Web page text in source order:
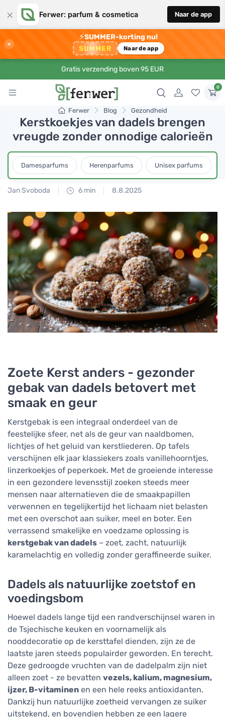
× Ferwer: parfum & cosmetica Naar de app
×
⚡SUMMER-korting nu!
SUMMER Naar de app
Gratis verzending boven 95 EUR
0
Ferwer Blog Gezondheid
Kerstkoekjes van dadels brengen
vreugde zonder onnodige calorieën
Damesparfums Herenparfums Unisex parfums
Jan Svoboda 6 min 8.8.2025
Zoete Kerst anders - gezonder
gebak van dadels betovert met
smaak en geur
Kerstgebak is een integraal onderdeel van de
feestelijke sfeer, net als de geur van naaldbomen,
lichtjes of het geluid van kerstliederen. Op tafels
verschijnen elk jaar klassiekers zoals vanillehoorntjes,
linzerkoekjes of peperkoek. Met de groeiende interesse
in een gezondere levensstijl zoeken steeds meer
mensen naar alternatieven die de smaakpapillen
verwennen en tegelijkertijd het lichaam niet belasten
met een overschot aan suiker, meel en boter. Een
verrassend smakelijke en voedzame oplossing is
kerstgebak van dadels – zoet, zacht, natuurlijk
karamelachtig en volledig zonder geraffineerde suiker.
Dadels als natuurlijke zoetstof en
voedingsbom
Hoewel dadels lange tijd een randverschijnsel waren in
de Tsjechische keuken en voornamelijk als
nooddecoratie op de kersttafel dienden, zijn ze de
laatste jaren steeds populairder geworden. En terecht.
Deze gedroogde vruchten van de dadelpalm zijn niet
alleen zoet - ze bevatten vezels, kalium, magnesium,
ijzer, B-vitaminen en een hele reeks antioxidanten.
Dankzij hun natuurlijke zoetheid vervangen ze suiker
uitstekend, en bovendien hebben ze een lagere